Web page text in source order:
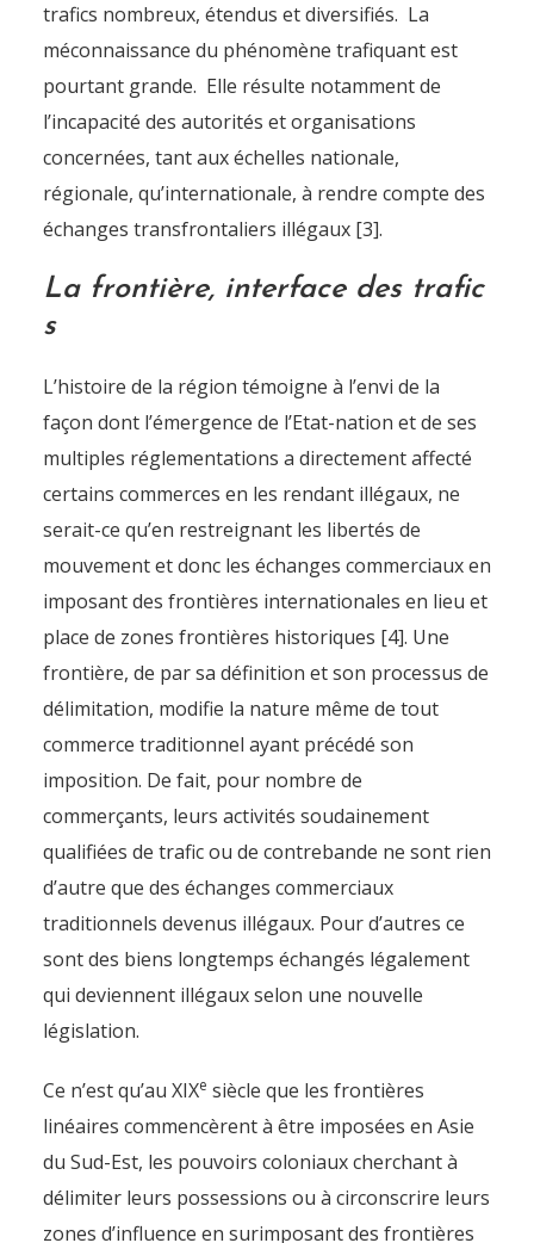
trafics nombreux, étendus et diversifiés. La
méconnaissance du phénomène trafiquant est
pourtant grande. Elle résulte notamment de
l’incapacité des autorités et organisations
concernées, tant aux échelles nationale,
régionale, qu’internationale, à rendre compte des
échanges transfrontaliers illégaux [3].
La frontière, interface des trafic
s
L’histoire de la région témoigne à l’envi de la
façon dont l’émergence de l’Etat-nation et de ses
multiples réglementations a directement affecté
certains commerces en les rendant illégaux, ne
serait-ce qu’en restreignant les libertés de
mouvement et donc les échanges commerciaux en
imposant des frontières internationales en lieu et
place de zones frontières historiques [4]. Une
frontière, de par sa définition et son processus de
délimitation, modifie la nature même de tout
commerce traditionnel ayant précédé son
imposition. De fait, pour nombre de
commerçants, leurs activités soudainement
qualifiées de trafic ou de contrebande ne sont rien
d’autre que des échanges commerciaux
traditionnels devenus illégaux. Pour d’autres ce
sont des biens longtemps échangés légalement
qui deviennent illégaux selon une nouvelle
législation.
Ce n’est qu’au XIXe siècle que les frontières
linéaires commencèrent à être imposées en Asie
du Sud-Est, les pouvoirs coloniaux cherchant à
délimiter leurs possessions ou à circonscrire leurs
zones d’influence en surimposant des frontières